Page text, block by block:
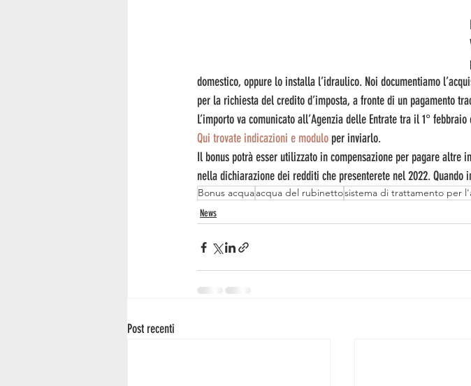
domestico, oppure lo installa l’idraulico. Noi documentiamo
per la richiesta del credito d’imposta, a fronte di un pagamento
L’importo va comunicato all’Agenzia delle Entrate tra il 1°
Qui trovate indicazioni e modulo per inviarlo.
Il bonus potrà esser utilizzato in compensazione per pagare altre
nella dichiarazione dei redditi che presenterete nel 2022.
Bonus acquaacqua del rubinettosistema di trattamento per
News
Post recenti